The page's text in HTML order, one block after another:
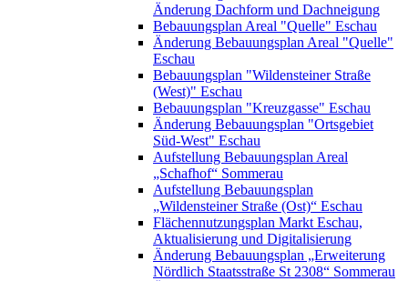
Änderung Dachform und Dachneigung
Bebauungsplan Areal "Quelle" Eschau
Änderung Bebauungsplan Areal "Quelle"
Eschau
Bebauungsplan "Wildensteiner Straße
(West)" Eschau
Bebauungsplan "Kreuzgasse" Eschau
Änderung Bebauungsplan "Ortsgebiet
Süd-West" Eschau
Aufstellung Bebauungsplan Areal
„Schafhof“ Sommerau
Aufstellung Bebauungsplan
„Wildensteiner Straße (Ost)“ Eschau
Flächennutzungsplan Markt Eschau,
Aktualisierung und Digitalisierung
Änderung Bebauungsplan „Erweiterung
Nördlich Staatsstraße St 2308“ Sommerau